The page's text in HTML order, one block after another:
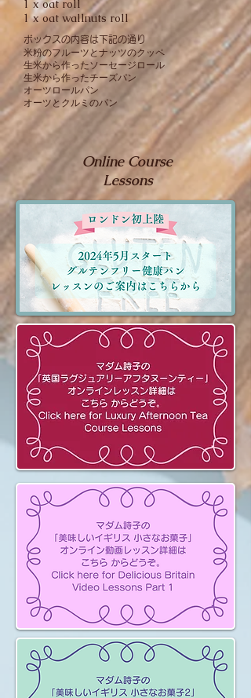
1 x oat roll
1 x oat wallnuts roll
ボックスの内容は下記の通り
米粉のフルーツとナッツのクッペ
生米から作ったソーセージロール
生米から作ったチーズパン
オーツロールパン
​オーツとクルミのパン
Online Course
Lessons